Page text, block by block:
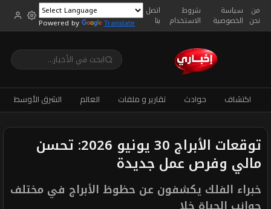
من
نحن
سياسة
الخصوصية
شروط
الاستخدام
اتصل
بنا Powered by Translate
اكتشاف حوادث تقارير و ملفات العالم الشرق الأوسط
توقعات الأبراج 30 يونيو 2026: تحسن
مالي وفرص عمل جديدة
خبراء الفلك يكشفون عن حظوظ الأبراج في مختلف